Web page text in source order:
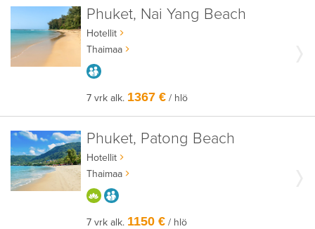
Phuket, Nai Yang Beach
Hotellit
Thaimaa
7 vrk alk. 1367 € / hlö
Phuket, Patong Beach
Hotellit
Thaimaa
HYVÄÄN OLOON
7 vrk alk. 1150 € / hlö